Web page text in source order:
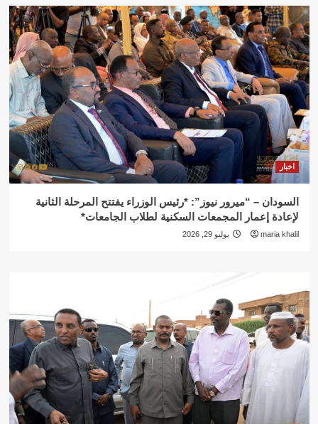
اخبار
السودان – “ميرور نيوز”: *رئيس الوزراء يفتتح المرحلة الثانية
لإعادة إعمار المجمعات السكنية لطلاب الجامعات*
maria khalil يوليو 29, 2026